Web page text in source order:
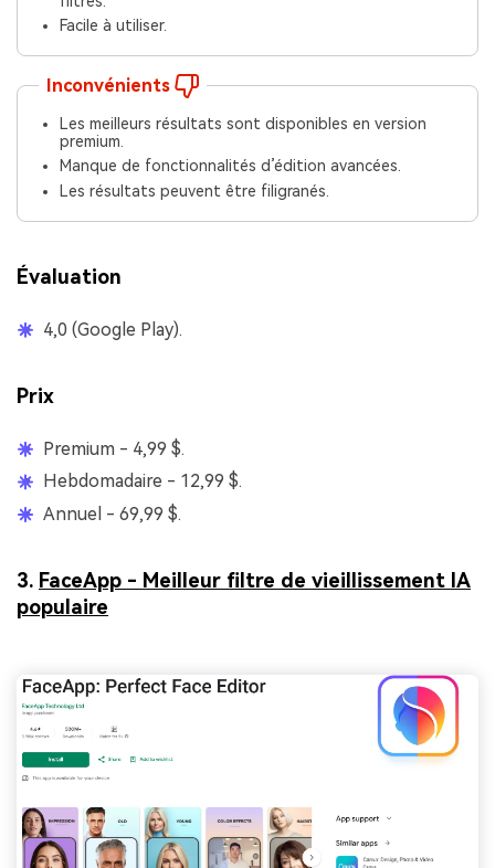
Facile à utiliser.
Inconvénients
Les meilleurs résultats sont disponibles en version
premium.
Manque de fonctionnalités d’édition avancées.
Les résultats peuvent être filigranés.
Évaluation
4,0 (Google Play).
Prix
Premium - 4,99 $.
Hebdomadaire - 12,99 $.
Annuel - 69,99 $.
3. FaceApp - Meilleur filtre de vieillissement IA
populaire